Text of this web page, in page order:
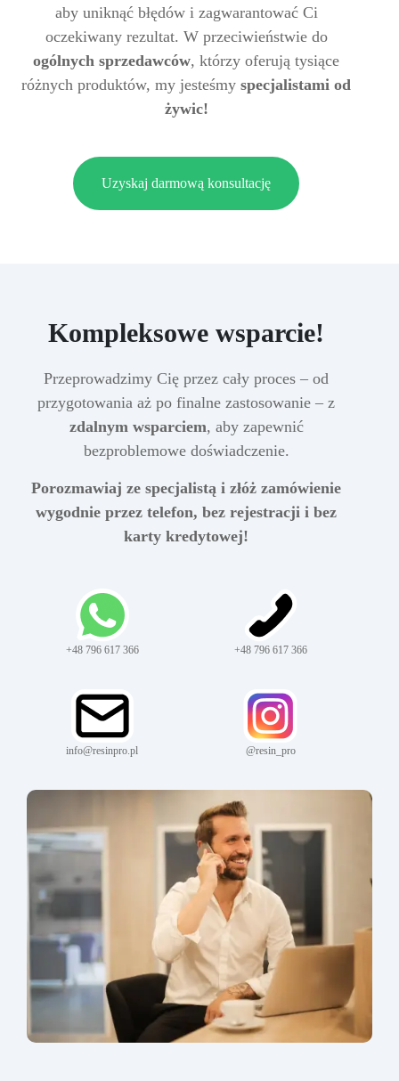
aby uniknąć błędów i zagwarantować Ci
oczekiwany rezultat. W przeciwieństwie do
ogólnych sprzedawców, którzy oferują tysiące
różnych produktów, my jesteśmy specjalistami od
żywic!
Uzyskaj darmową konsultację
Kompleksowe wsparcie!
Przeprowadzimy Cię przez cały proces – od
przygotowania aż po finalne zastosowanie – z
zdalnym wsparciem, aby zapewnić
bezproblemowe doświadczenie.
Porozmawiaj ze specjalistą i złóż zamówienie
wygodnie przez telefon, bez rejestracji i bez
karty kredytowej!
+48 796 617 366 +48 796 617 366
info@resinpro.pl @resin_pro